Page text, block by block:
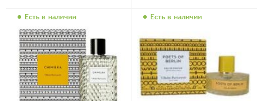
Есть в наличии Есть в наличии